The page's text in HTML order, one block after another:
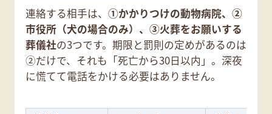
連絡する相手は、 ①かかりつけの動物病院、②
市役所（犬の場合のみ）、③火葬をお願いする
葬儀社の3つです。期限と罰則の定めがあるのは
②だけで、それも「死亡から30日以内」。深夜
に慌てて電話をかける必要はありません。